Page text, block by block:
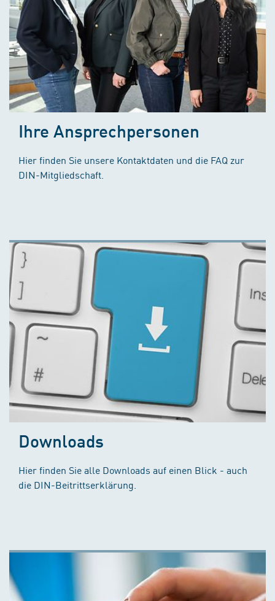
Ihre Ansprechpersonen
Hier finden Sie unsere Kontaktdaten und die FAQ zur
DIN-Mitgliedschaft.
Downloads
Hier finden Sie alle Downloads auf einen Blick - auch
die DIN-Beitrittserklärung.